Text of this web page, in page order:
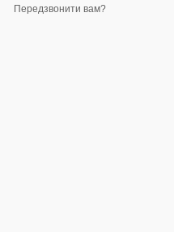
Передзвонити вам?